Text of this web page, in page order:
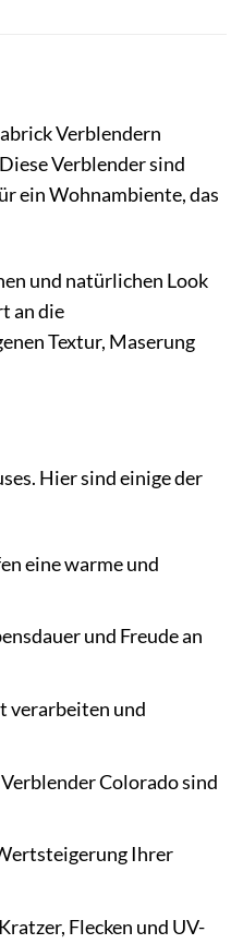
Verblendern
Verblender sind
ein Wohnambiente, das
und natürlichen Look
an die
Textur, Maserung
Hier sind einige der
eine warme und
und Freude an
verarbeiten und
Colorado sind
Ihrer
Flecken und UV-